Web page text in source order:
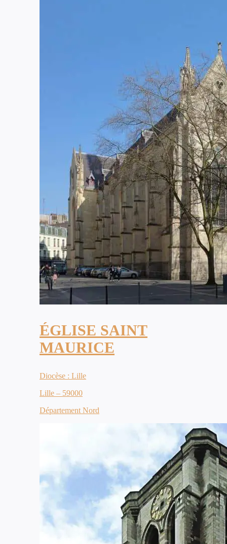
ÉGLISE SAINT
MAURICE
Diocèse : Lille
Lille – 59000
Département Nord